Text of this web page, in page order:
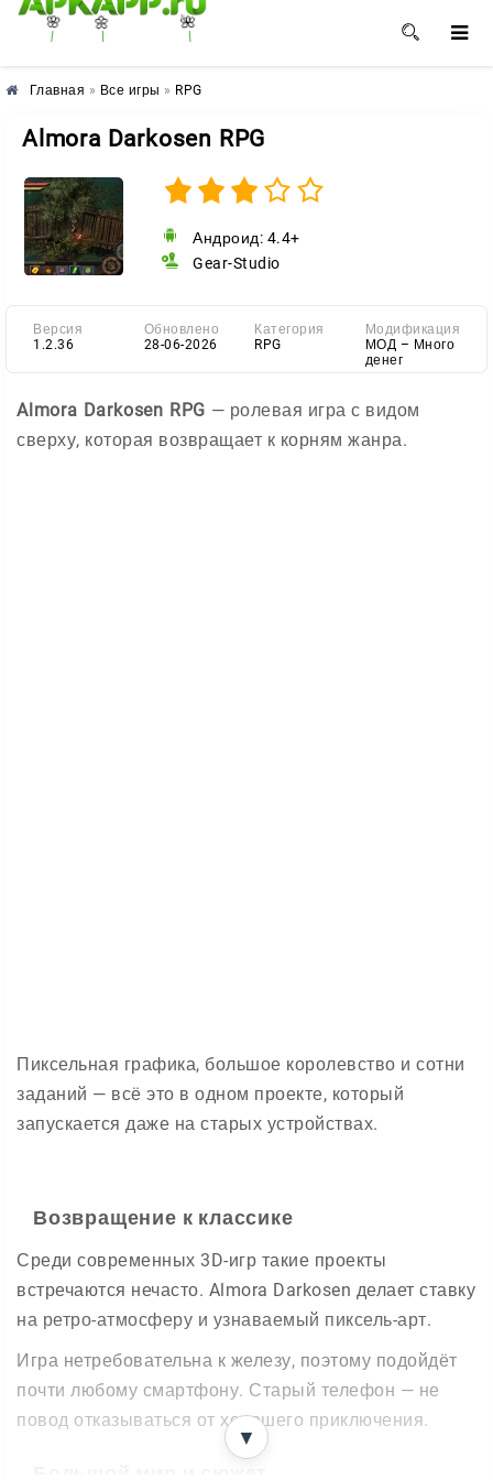
🌸 🌼 🌺
Главная » Все игры » RPG
Almora Darkosen RPG
Андроид: 4.4+
Gear-Studio
Версия
1.2.36
Обновлено
28-06-2026
Категория
RPG
Модификация
МОД – Много
денег
Almora Darkosen RPG — ролевая игра с видом
сверху, которая возвращает к корням жанра.
Пиксельная графика, большое королевство и сотни
заданий — всё это в одном проекте, который
запускается даже на старых устройствах.
Возвращение к классике
Среди современных 3D-игр такие проекты
встречаются нечасто. Almora Darkosen делает ставку
на ретро-атмосферу и узнаваемый пиксель-арт.
Игра нетребовательна к железу, поэтому подойдёт
почти любому смартфону. Старый телефон — не
повод отказываться от хорошего приключения.
▼